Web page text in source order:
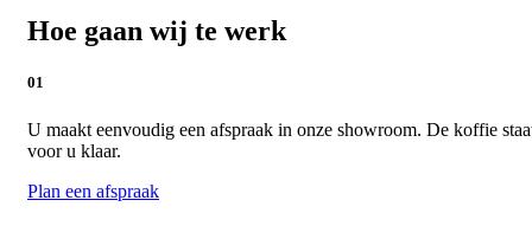
Hoe gaan wij te werk
01
U maakt eenvoudig een afspraak in onze showroom. De koffie
voor u klaar.
Plan een afspraak